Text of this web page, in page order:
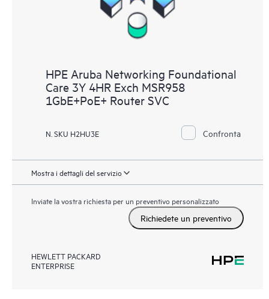
HPE Aruba Networking Foundational
Care 3Y 4HR Exch MSR958
1GbE+PoE+ Router SVC
N. SKU H2HU3E Confronta
Mostra i dettagli del servizio
Inviate la vostra richiesta per un preventivo personalizzato
Richiedete un preventivo
HEWLETT PACKARD
ENTERPRISE